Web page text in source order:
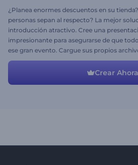
¿Planea enormes descuentos en su
personas sepan al respecto? La mejor
introducción atractivo. Cree una
impresionante para asegurarse de que
ese gran evento. Cargue sus propios
complete la escena con música festiva,
Crear Ahora